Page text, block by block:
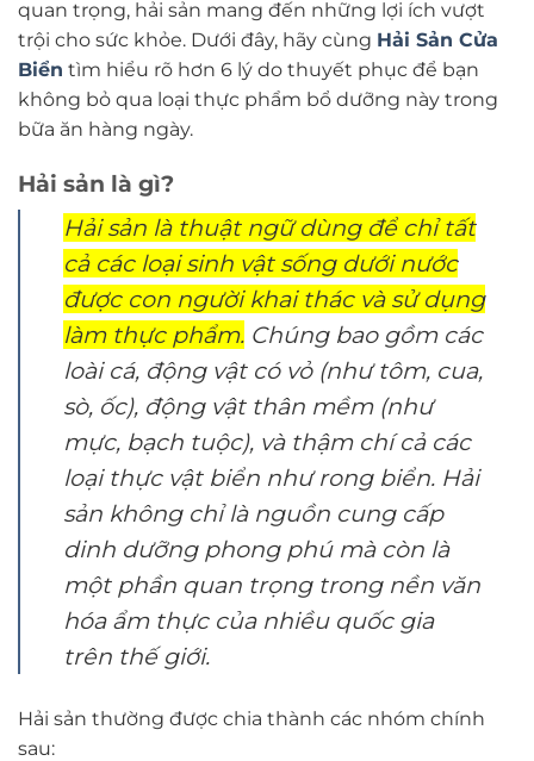
quan trọng, hải sản mang đến những lợi ích vượt
trội cho sức khỏe. Dưới đây, hãy cùng Hải Sản Cửa
Biển tìm hiểu rõ hơn 6 lý do thuyết phục để bạn
không bỏ qua loại thực phẩm bổ dưỡng này trong
bữa ăn hàng ngày.
Hải sản là gì?
Hải sản là thuật ngữ dùng để chỉ tất
cả các loại sinh vật sống dưới nước
được con người khai thác và sử dụng
làm thực phẩm. Chúng bao gồm các
loài cá, động vật có vỏ (như tôm, cua,
sò, ốc), động vật thân mềm (như
mực, bạch tuộc), và thậm chí cả các
loại thực vật biển như rong biển. Hải
sản không chỉ là nguồn cung cấp
dinh dưỡng phong phú mà còn là
một phần quan trọng trong nền văn
hóa ẩm thực của nhiều quốc gia
trên thế giới.
Hải sản thường được chia thành các nhóm chính
sau: